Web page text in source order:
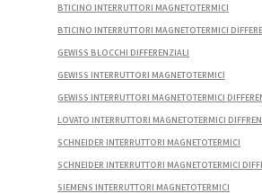
BTICINO INTERRUTTORI MAGNETOTERMICI
BTICINO INTERRUTTORI MAGNETOTERMICI
GEWISS BLOCCHI DIFFERENZIALI
GEWISS INTERRUTTORI MAGNETOTERMICI
GEWISS INTERRUTTORI MAGNETOTERMICI
LOVATO INTERRUTTORI MAGNETOTERMICI
SCHNEIDER INTERRUTTORI MAGNETOTERMICI
SCHNEIDER INTERRUTTORI MAGNETOTERMICI
SIEMENS INTERRUTTORI MAGNETOTERMICI